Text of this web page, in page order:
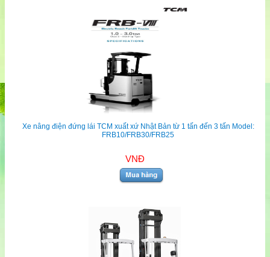
Xe nâng điện đứng lái TCM xuất xứ Nhật Bản từ 1 tấn đến 3 tấn Model:
FRB10/FRB30/FRB25
VNĐ